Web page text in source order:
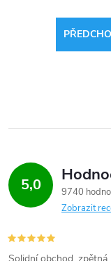
5,0
9740
Zobrazit